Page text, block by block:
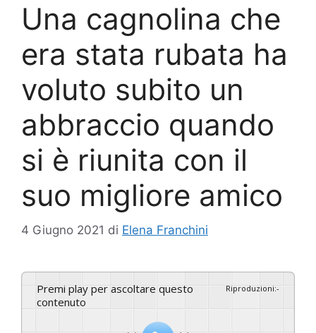
Una cagnolina che
era stata rubata ha
voluto subito un
abbraccio quando
si è riunita con il
suo migliore amico
4 Giugno 2021 di Elena Franchini
Premi play per ascoltare questo
contenuto
Riproduzioni:-